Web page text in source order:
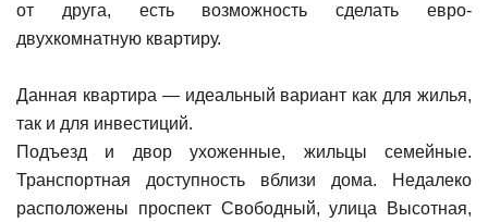
от друга, есть возможность сделать евро-
двухкомнатную квартиру.
Данная квартира — идеальный вариант как для жилья,
так и для инвестиций.
Подъезд и двор ухоженные, жильцы семейные.
Транспортная доступность вблизи дома. Недалеко
расположены проспект Свободный, улица Высотная,